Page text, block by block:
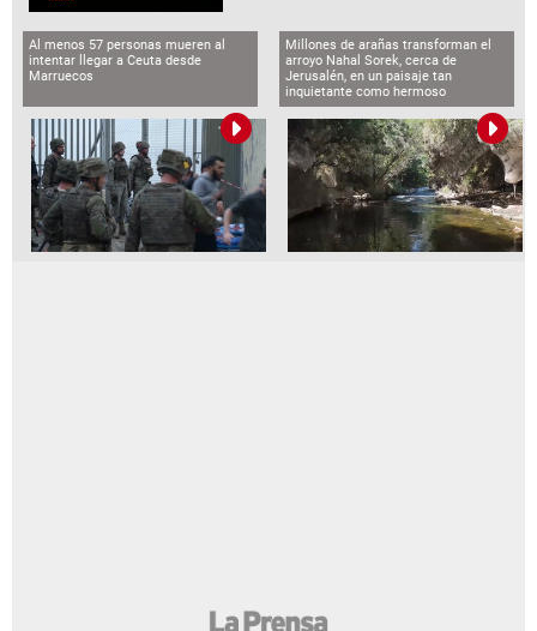
Al menos 57 personas mueren al
intentar llegar a Ceuta desde
Marruecos
Millones de arañas transforman el
arroyo Nahal Sorek, cerca de
Jerusalén, en un paisaje tan
inquietante como hermoso